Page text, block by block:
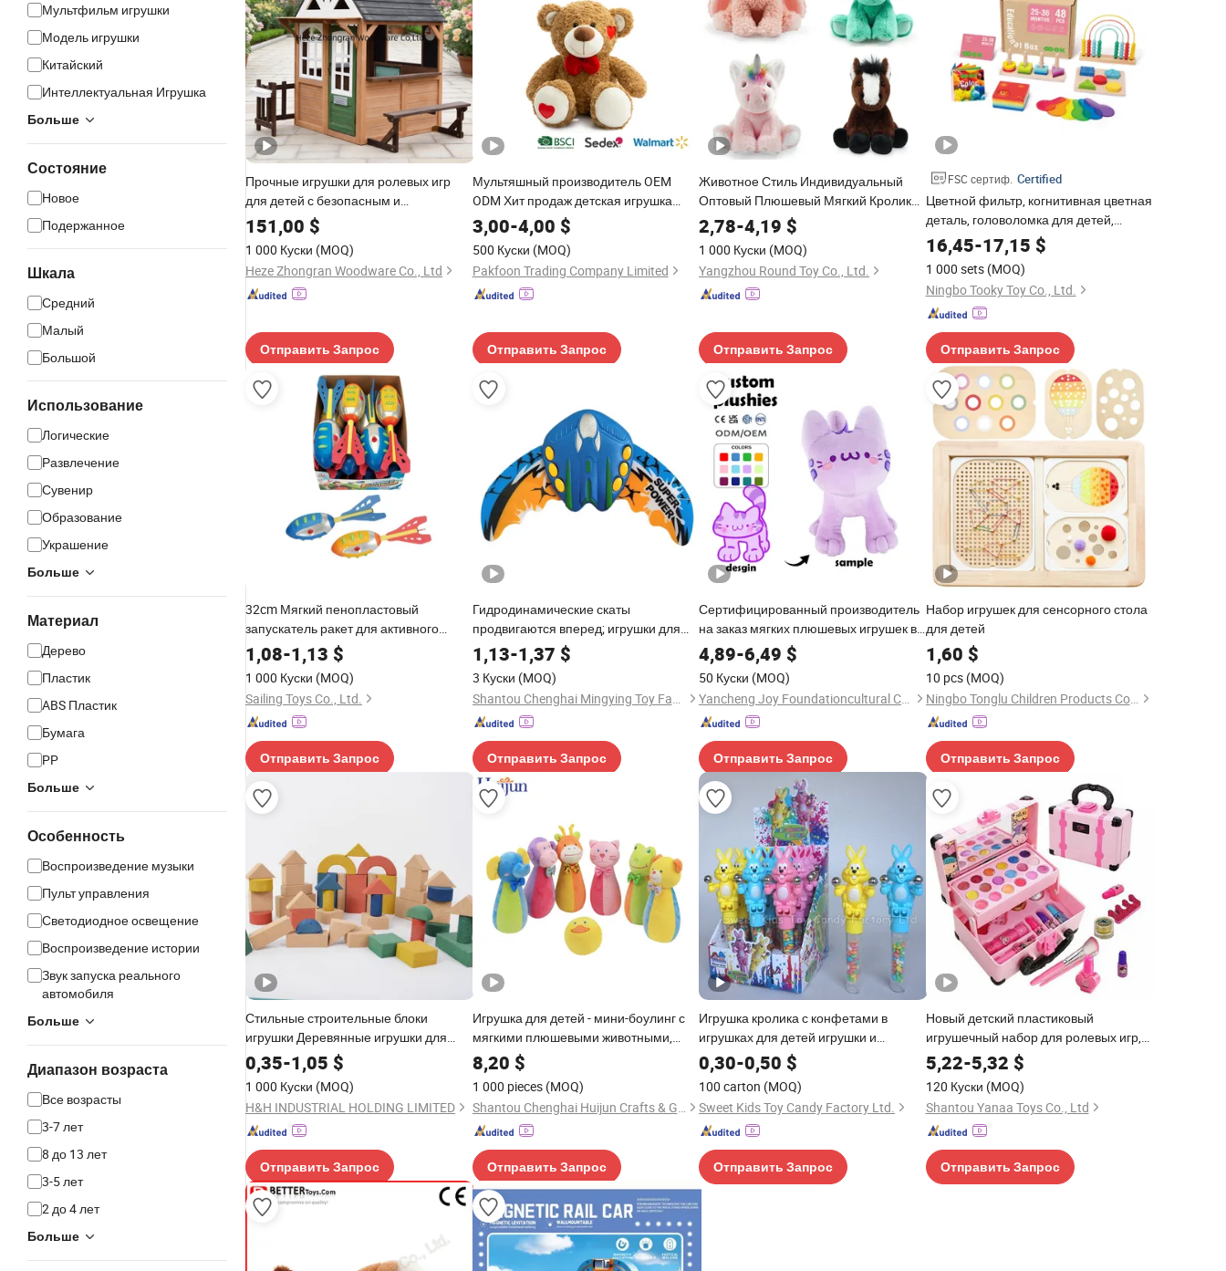
Мультфильм игрушки
Модель игрушки
Китайский
Интеллектуальная Игрушка
Больше
Состояние
Новое
Подержанное
Шкала
Средний
Малый
Большой
Использование
Логические
Развлечение
Сувенир
Образование
Украшение
Больше
Материал
Дерево
Пластик
ABS Пластик
Бумага
PP
Больше
Особенность
Воспроизведение музыки
Пульт управления
Светодиодное освещение
Воспроизведение истории
Звук запуска реального
автомобиля
Больше
Диапазон возраста
Все возрасты
3-7 лет
8 до 13 лет
3-5 лет
2 до 4 лет
Больше
Прочные игрушки для ролевых игр
для детей с безопасным и
воображаемым пространством
151,00 $
1 000 Куски (MOQ)
Heze Zhongran Woodware Co., Ltd
Отправить Запрос
Мультяшный производитель OEM
ODM Хит продаж детская игрушка
мягкая игрушка подарок мягкая
игрушка фабрика милые продажи
новые
3,00-4,00 $
500 Куски (MOQ)
Pakfoon Trading Company Limited
Отправить Запрос
Животное Стиль Индивидуальный
Оптовый Плюшевый Мягкий Кролик
Трицератопс Единорог Лошадь
Игрушка Кукла для Ребенка
2,78-4,19 $
1 000 Куски (MOQ)
Yangzhou Round Toy Co., Ltd.
Отправить Запрос
FSC сертиф. Certified
Цветной фильтр, когнитивная цветная
деталь, головоломка для детей,
абакус, рамка, строительный блок,
игрушка для сопоставления форм
16,45-17,15 $
1 000 sets (MOQ)
Ningbo Tooky Toy Co., Ltd.
Отправить Запрос
32cm Мягкий пенопластовый
запускатель ракет для активного
отдыха и фитнеса, игрушки для
домашних животных с 3 свистками
1,08-1,13 $
1 000 Куски (MOQ)
Sailing Toys Co., Ltd.
Отправить Запрос
Гидродинамические скаты
продвигаются вперед; игрушки для
детей, пляжный бассейн, водные
брызги, игра с водными моделями
рыб
1,13-1,37 $
3 Куски (MOQ)
Shantou Chenghai Mingying Toy Factory
Отправить Запрос
Сертифицированный производитель
на заказ мягких плюшевых игрушек в
виде животных, милый плюшевый кот
для детей, подарки для детей
4,89-6,49 $
50 Куски (MOQ)
Yancheng Joy Foundationcultural Creativity Co., Ltd.
Отправить Запрос
Набор игрушек для сенсорного стола
для детей
1,60 $
10 pcs (MOQ)
Ningbo Tonglu Children Products Co., Ltd.
Отправить Запрос
Стильные строительные блоки
игрушки Деревянные игрушки для
детей с набором натуральных
строительных игрушек
0,35-1,05 $
1 000 Куски (MOQ)
H&H INDUSTRIAL HOLDING LIMITED
Отправить Запрос
Игрушка для детей - мини-боулинг с
мягкими плюшевыми животными,
набивная игрушка для малышей
8,20 $
1 000 pieces (MOQ)
Shantou Chenghai Huijun Crafts & Gifts Co., Ltd.
Отправить Запрос
Игрушка кролика с конфетами в
игрушках для детей игрушки и
конфеты
0,30-0,50 $
100 carton (MOQ)
Sweet Kids Toy Candy Factory Ltd.
Отправить Запрос
Новый детский пластиковый
игрушечный набор для ролевых игр,
интерактивный, imaginative,
креативный, для девочек, ODM/OEM,
набор для макияжа с мини-
косметичкой, игрушки для детей
5,22-5,32 $
120 Куски (MOQ)
Shantou Yanaa Toys Co., Ltd
Отправить Запрос